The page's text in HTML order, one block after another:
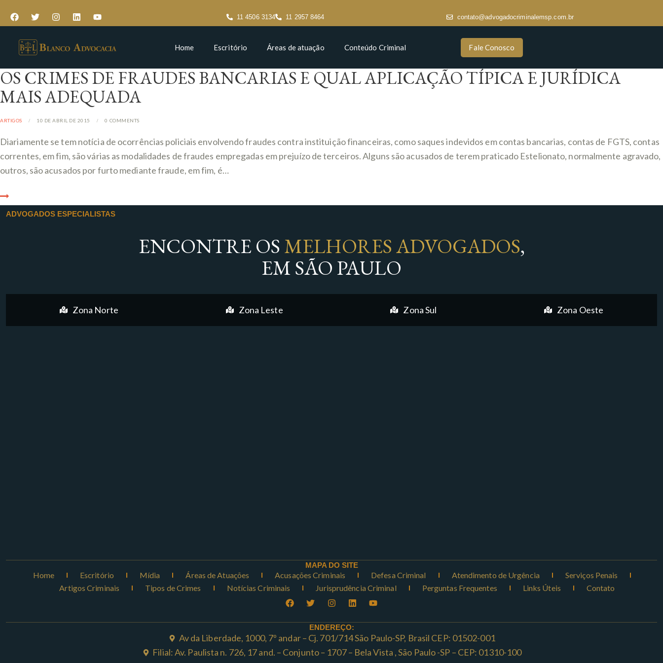
11 4506 3134 11 2957 8464 contato@advogadocriminalemsp.com.br
Home Escritório Áreas de atuação Conteúdo Criminal Fale Conosco
OS CRIMES DE FRAUDES BANCARIAS E QUAL APLICAÇÃO TÍPICA E JURÍDICA
MAIS ADEQUADA
ARTIGOS 10 DE ABRIL DE 2015 0 COMMENTS
Diariamente se tem notícia de ocorrências policiais envolvendo fraudes contra instituição financeiras, como saques indevidos em contas bancarias, contas de FGTS, contas
correntes, em fim, são várias as modalidades de fraudes empregadas em prejuízo de terceiros. Alguns são acusados de terem praticado Estelionato, normalmente agravado,
outros, são acusados por furto mediante fraude, em fim, é…
ADVOGADOS ESPECIALISTAS
ENCONTRE OS MELHORES ADVOGADOS,
EM SÃO PAULO
Zona Norte Zona Leste Zona Sul Zona Oeste
MAPA DO SITE
Home Escritório Mídia Áreas de Atuações Acusações Criminais Defesa Criminal Atendimento de Urgência
Serviços Penais
Artigos Criminais
Tipos de Crimes Notícias Criminais Jurisprudência Criminal Perguntas Frequentes Links Úteis Contato
ENDEREÇO:
Av da Liberdade, 1000, 7º andar – Cj. 701/714 São Paulo-SP, Brasil CEP: 01502-001
Filial: Av. Paulista n. 726, 17 and. – Conjunto – 1707 – Bela Vista , São Paulo -SP – CEP: 01310-100